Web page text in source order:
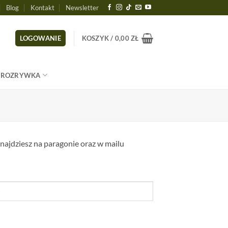
Blog Kontakt Newsletter
LOGOWANIE KOSZYK / 0,00ZŁ
ROZRYWKA
na paragonie oraz w mailu